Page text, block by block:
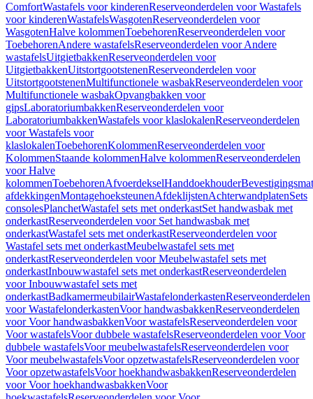
ComfortWastafels voor kinderenReserveonderdelen voor Wastafels
voor kinderenWastafelsWasgotenReserveonderdelen voor
WasgotenHalve kolommenToebehorenReserveonderdelen voor
ToebehorenAndere wastafelsReserveonderdelen voor Andere
wastafelsUitgietbakkenReserveonderdelen voor
UitgietbakkenUitstortgootstenenReserveonderdelen voor
UitstortgootstenenMultifunctionele wasbakReserveonderdelen voor
Multifunctionele wasbakOpvangbakken voor
gipsLaboratoriumbakkenReserveonderdelen voor
LaboratoriumbakkenWastafels voor klaslokalenReserveonderdelen
voor Wastafels voor
klaslokalenToebehorenKolommenReserveonderdelen voor
KolommenStaande kolommenHalve kolommenReserveonderdelen
voor Halve
kolommenToebehorenAfvoerdekselHanddoekhouder
afdekkingenMontagehoeksteunenAfdeklijstenAchterwandplatenSets
consolesPlanchetWastafel sets met onderkastSet handwasbak met
onderkastReserveonderdelen voor Set handwasbak met
onderkastWastafel sets met onderkastReserveonderdelen voor
Wastafel sets met onderkastMeubelwastafel sets met
onderkastReserveonderdelen voor Meubelwastafel sets met
onderkastInbouwwastafel sets met onderkastReserveonderdelen
voor Inbouwwastafel sets met
onderkastBadkamermeubilairWastafelonderkastenReserveonderdelen
voor WastafelonderkastenVoor handwasbakkenReserveonderdelen
voor Voor handwasbakkenVoor wastafelsReserveonderdelen voor
Voor wastafelsVoor dubbele wastafelsReserveonderdelen voor Voor
dubbele wastafelsVoor meubelwastafelsReserveonderdelen voor
Voor meubelwastafelsVoor opzetwastafelsReserveonderdelen voor
Voor opzetwastafelsVoor hoekhandwasbakkenReserveonderdelen
voor Voor hoekhandwasbakkenVoor